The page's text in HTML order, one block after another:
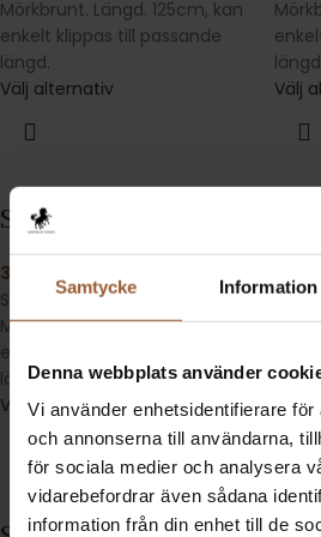
Samtycke Information
Denna webbplats använder
Vi använder enhetsidentifierare
och annonserna till användarna,
för sociala medier och analysera
vidarebefordrar även sådana
information från din enhet till de
Mörkbrunt. Längd. 125cm, kan
enkelt klippas till passande
längd.
Välj alternativ
Välj
San Siro
398
Steglöstbälte i Svart eller
Mörkbrunt. Längd. 125cm, kan
enkelt klippas till passande
längd.
Välj alternativ
398
Välj